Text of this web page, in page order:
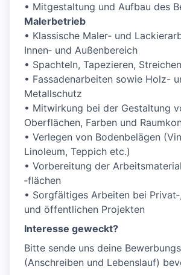
• Mitgestaltung und Aufbau des
Malerbetrieb
• Klassische Maler‑ und
Innen‑ und Außenbereich
• Spachteln, Tapezieren,
• Fassadenarbeiten sowie Holz-
Metallschutz
• Mitwirkung bei der Gestaltung
Oberflächen, Farben und
• Verlegen von Bodenbelägen
Linoleum, Teppich etc.)
• Vorbereitung der
‑flächen
• Sorgfältiges Arbeiten bei
und öffentlichen Projekten
Interesse geweckt?
Bitte sende uns deine
(Anschreiben und Lebenslauf)